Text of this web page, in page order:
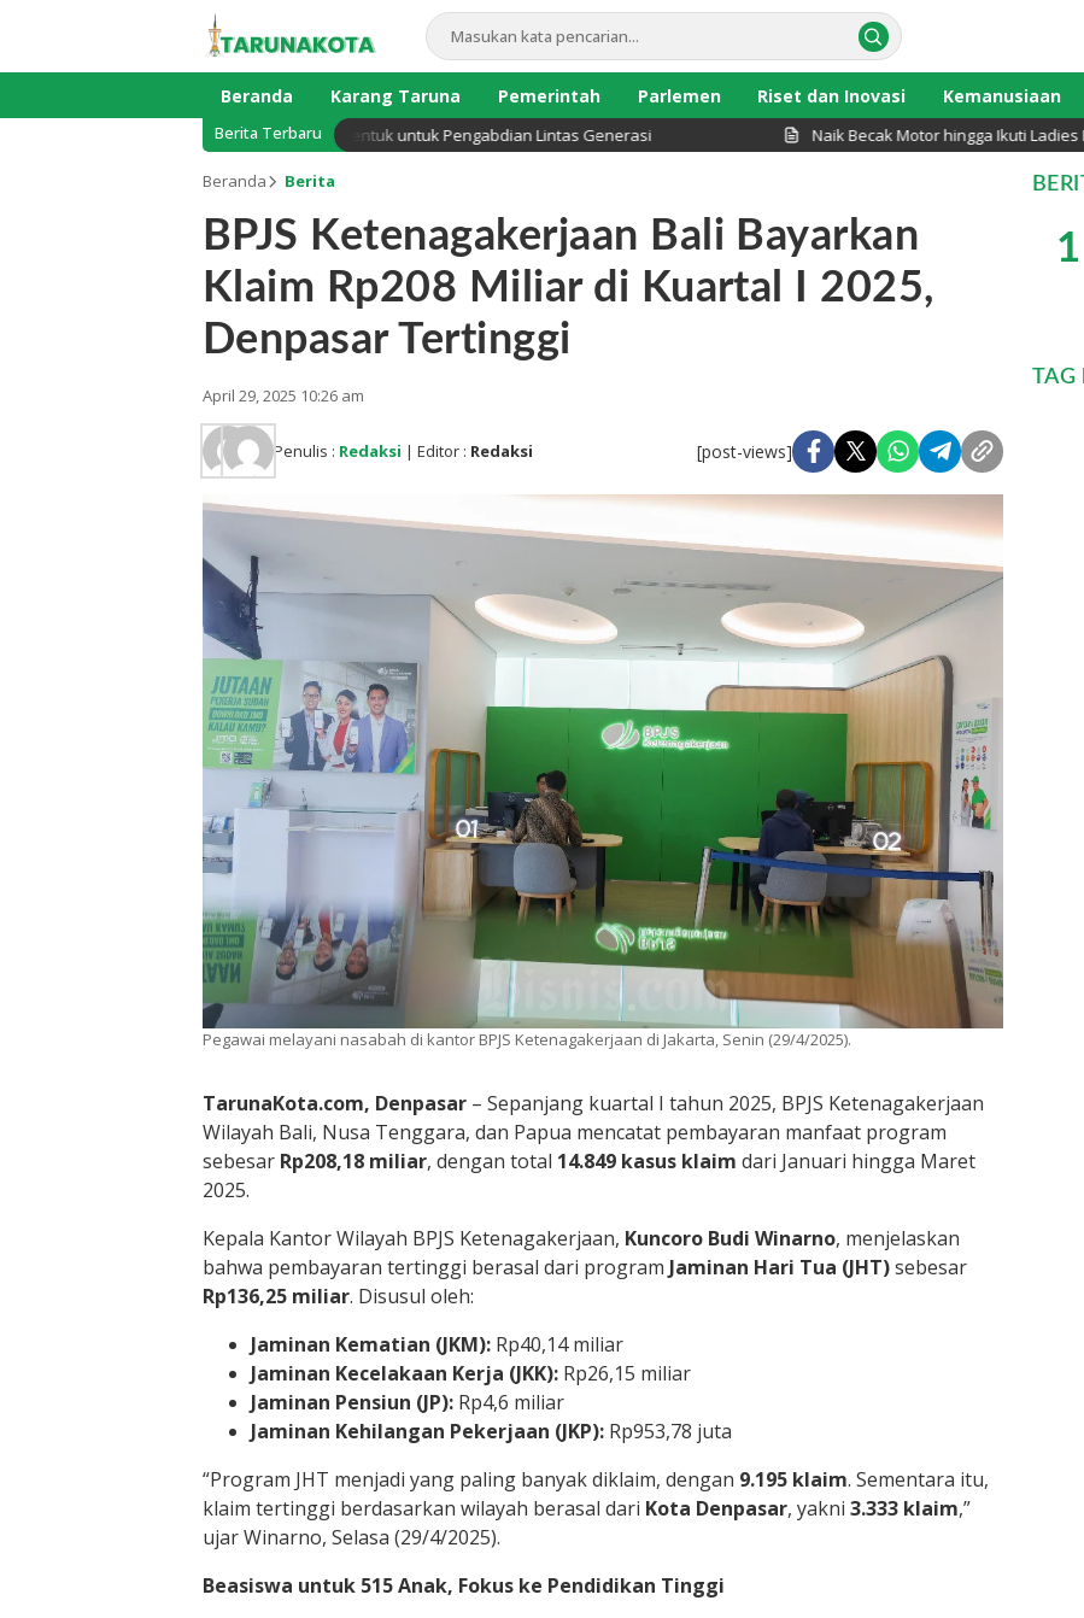
Beranda Karang Taruna Pemerintah Parlemen Riset dan Inovasi Kemanusiaan
Berita Terbaru
Sekadar Reuni, Presiden Club UNJA Dibentuk untuk Pengabdian Lintas Generasi Naik Becak Motor hingga Ikuti Ladies
Beranda Berita
BPJS Ketenagakerjaan Bali Bayarkan
Klaim Rp208 Miliar di Kuartal I 2025,
Denpasar Tertinggi
April 29, 2025 10:26 am
Penulis : Redaksi | Editor : Redaksi [post-views]
Pegawai melayani nasabah di kantor BPJS Ketenagakerjaan di Jakarta, Senin (29/4/2025).
TarunaKota.com, Denpasar – Sepanjang kuartal I tahun 2025, BPJS Ketenagakerjaan
Wilayah Bali, Nusa Tenggara, dan Papua mencatat pembayaran manfaat program
sebesar Rp208,18 miliar, dengan total 14.849 kasus klaim dari Januari hingga Maret
2025.
Kepala Kantor Wilayah BPJS Ketenagakerjaan, Kuncoro Budi Winarno, menjelaskan
bahwa pembayaran tertinggi berasal dari program Jaminan Hari Tua (JHT)sebesar
Rp136,25 miliar. Disusul oleh:
Jaminan Kematian (JKM): Rp40,14 miliar
Jaminan Kecelakaan Kerja (JKK): Rp26,15 miliar
Jaminan Pensiun (JP): Rp4,6 miliar
Jaminan Kehilangan Pekerjaan (JKP): Rp953,78 juta
“Program JHT menjadi yang paling banyak diklaim, dengan 9.195 klaim. Sementara itu,
klaim tertinggi berdasarkan wilayah berasal dari Kota Denpasar, yakni 3.333 klaim,”
ujar Winarno, Selasa (29/4/2025).
Beasiswa untuk 515 Anak, Fokus ke Pendidikan Tinggi
1
TAG